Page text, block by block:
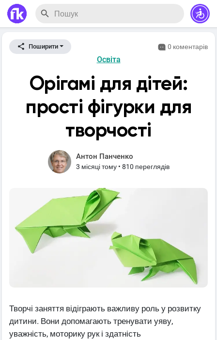
Поширити 0 коментарів
Освіта
Орігамі для дітей:
прості фігурки для
творчості
Антон Панченко
3 місяці тому• 810 переглядів
Творчі заняття відіграють важливу роль у розвитку
дитини. Вони допомагають тренувати уяву,
уважність, моторику рук і здатність